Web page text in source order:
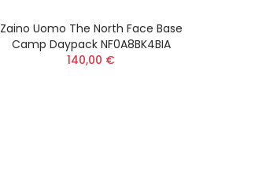
Zaino Uomo The North Face Base
Camp Daypack NF0A8BK4BIA
140,00 €